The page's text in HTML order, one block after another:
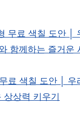
무료 색칠 도안 │
함께하는 즐거운
료 색칠 도안 │ 우
상상력 키우기